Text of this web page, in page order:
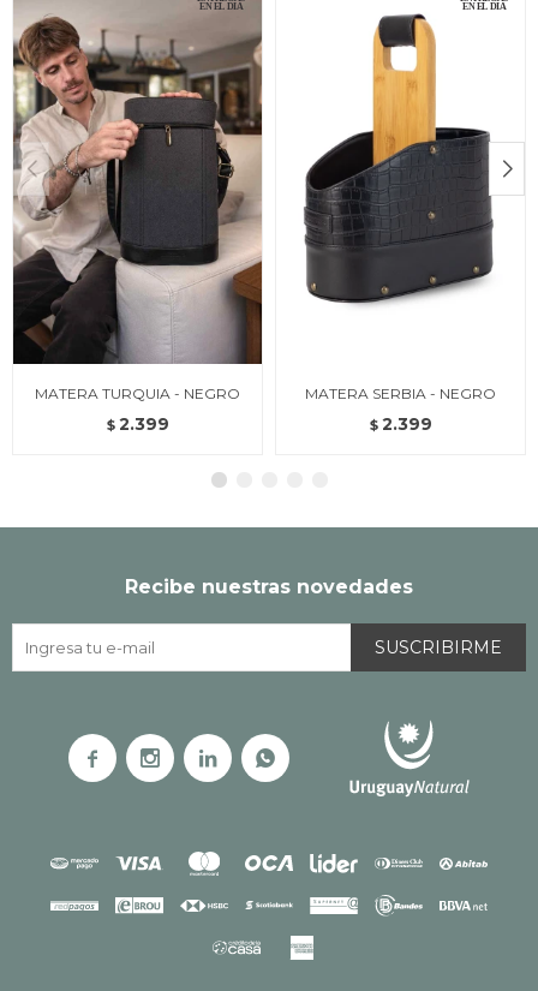
MATERA TURQUIA - NEGRO
$ 2.399
MATERA SERBIA - NEGRO
$ 2.399
Recibe nuestras novedades
SUSCRIBIRME
   